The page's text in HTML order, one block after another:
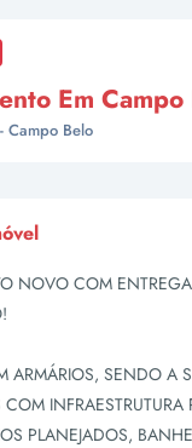
Em
Campo Belo
NOVO COM
ARMÁRIOS, SENDO A
COM
PLANEJADOS,